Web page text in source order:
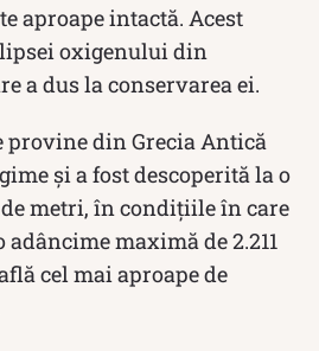
aproape intactă. Acest
oxigenului din
a dus la conservarea ei.
provine din Grecia Antică
și a fost descoperită la o
de metri, în condițiile în care
adâncime maximă de 2.211
cel mai aproape de